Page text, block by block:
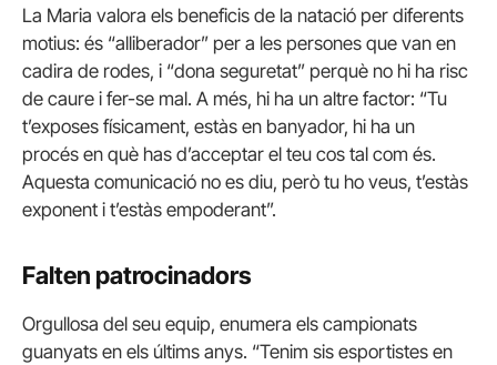
La Maria valora els beneficis de la natació per diferents
motius: és “alliberador” per a les persones que van en
cadira de rodes, i “dona seguretat” perquè no hi ha risc
de caure i fer-se mal. A més, hi ha un altre factor: “Tu
t’exposes físicament, estàs en banyador, hi ha un
procés en què has d’acceptar el teu cos tal com és.
Aquesta comunicació no es diu, però tu ho veus, t’estàs
exponent i t’estàs empoderant”.
Falten patrocinadors
Orgullosa del seu equip, enumera els campionats
guanyats en els últims anys. “Tenim sis esportistes en